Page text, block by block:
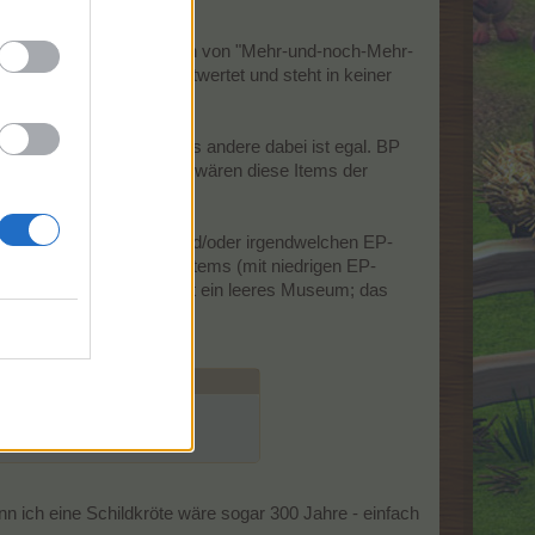
legen.
das ständige Einfordern von "Mehr-und-noch-Mehr-
von 200 komplett entwertet und steht in keiner
reduziert werden - alles andere dabei ist egal. BP
Werte geben würden, wären diese Items der
hohen EP-Werten und/oder irgendwelchen EP-
dort sehr viele alte Items (mit niedrigen EP-
Schiffbruchküste steht ein leeres Museum; das
ich eine Schildkröte wäre sogar 300 Jahre - einfach